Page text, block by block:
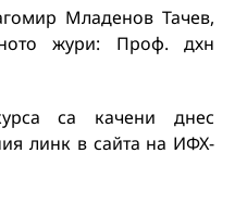
Младенов Тачев,
жури: Проф. дхн
са качени днес
линк в сайта на ИФХ-